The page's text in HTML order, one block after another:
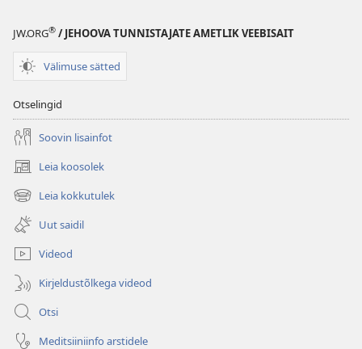
JW.ORG® / JEHOOVA TUNNISTAJATE AMETLIK VEEBISAIT
Välimuse sätted
Otselingid
Soovin lisainfot
Leia koosolek
(avab
uue
akna)
Leia kokkutulek
(avab
uue
akna)
Uut saidil
Videod
Kirjeldustõlkega videod
Otsi
Meditsiiniinfo arstidele